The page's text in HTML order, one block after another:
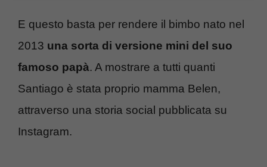
E questo basta per rendere il bimbo nato nel
2013 una sorta di versione mini del suo
famoso papà. A mostrare a tutti quanti
Santiago è stata proprio mamma Belen,
attraverso una storia social pubblicata su
Instagram.